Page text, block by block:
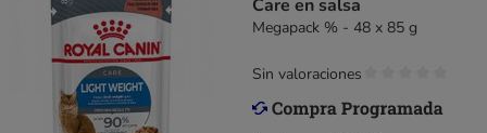
Care en salsa
Megapack % - 48 x 85 g
Sin valoraciones